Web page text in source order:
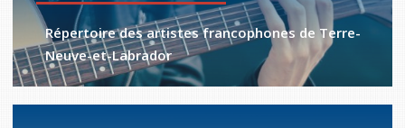
Répertoire des artistes francophones de Terre-
Neuve-et-Labrador